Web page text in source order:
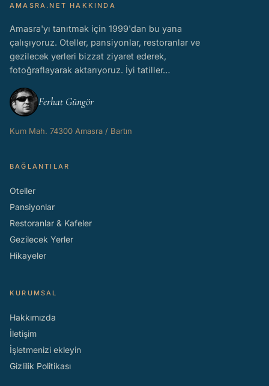
AMASRA.NET HAKKINDA
Amasra'yı tanıtmak için 1999'dan bu yana
çalışıyoruz. Oteller, pansiyonlar, restoranlar ve
gezilecek yerleri bizzat ziyaret ederek,
fotoğraflayarak aktarıyoruz. İyi tatiller…
Ferhat Güngör
Kum Mah. 74300 Amasra / Bartın
BAĞLANTILAR
Oteller
Pansiyonlar
Restoranlar & Kafeler
Gezilecek Yerler
Hikayeler
KURUMSAL
Hakkımızda
İletişim
İşletmenizi ekleyin
Gizlilik Politikası